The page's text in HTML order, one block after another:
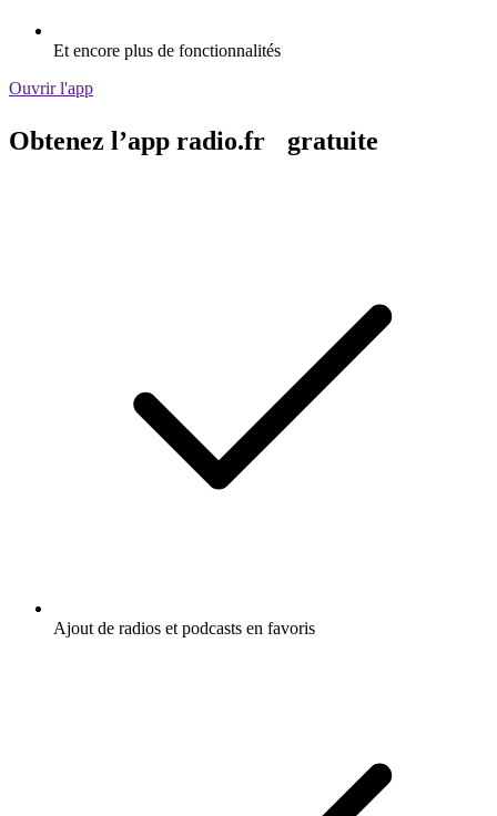
Et encore plus de fonctionnalités
Ouvrir l'app
Obtenez l’app radio.fr gratuite
Ajout de radios et podcasts en favoris